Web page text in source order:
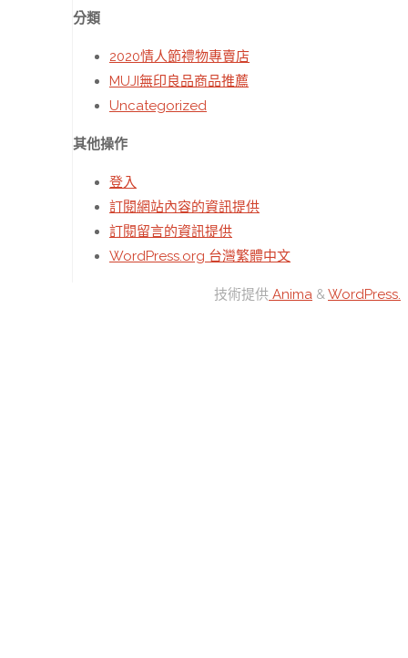
分類
2020情人節禮物專賣店
MUJI無印良品商品推薦
Uncategorized
其他操作
登入
訂閱網站內容的資訊提供
訂閱留言的資訊提供
WordPress.org 台灣繁體中文
技術提供 Anima &WordPress.